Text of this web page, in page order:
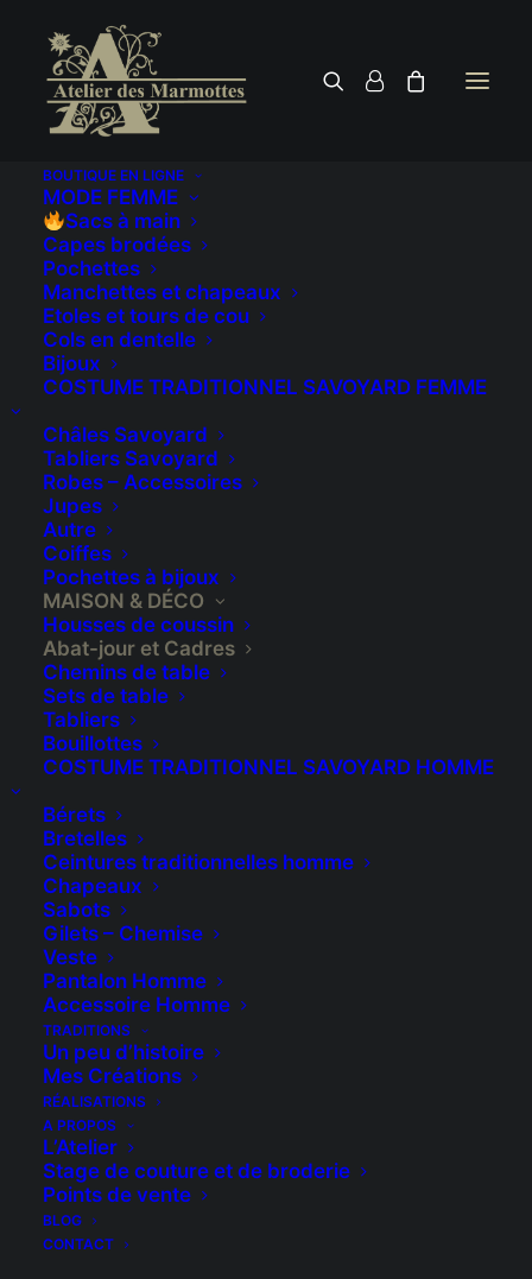
BOUTIQUE EN LIGNE
MODE FEMME
Sacs à main
Capes brodées
Pochettes
Manchettes et chapeaux
Etoles et tours de cou
Cols en dentelle
Bijoux
COSTUME TRADITIONNEL SAVOYARD FEMME
Châles Savoyard
Tabliers Savoyard
Robes – Accessoires
Jupes
Autre
Coiffes
Pochettes à bijoux
MAISON & DÉCO
Housses de coussin
Abat-jour et Cadres
Chemins de table
Sets de table
Tabliers
Bouillottes
COSTUME TRADITIONNEL SAVOYARD HOMME
Bérets
Bretelles
Ceintures traditionnelles homme
Chapeaux
Sabots
Gilets – Chemise
Veste
Pantalon Homme
Accessoire Homme
TRADITIONS
Un peu d’histoire
Mes Créations
RÉALISATIONS
A PROPOS
L’Atelier
Stage de couture et de broderie
Points de vente
BLOG
CONTACT
Cadre rond “Sapins
blanc”
€27,00
A suspendre au mur, sur une porte, ou à
accrocher dans le sapin !
Magnifiques sapins blanc, brodés sur un coton
vert-sapin, Présentés dans un cadre en bois
naturel d’un diamètre de 13 cm, et livré avec
son ruban à paillettes.
Elégante décoration pour sublimer votre
intérieur.